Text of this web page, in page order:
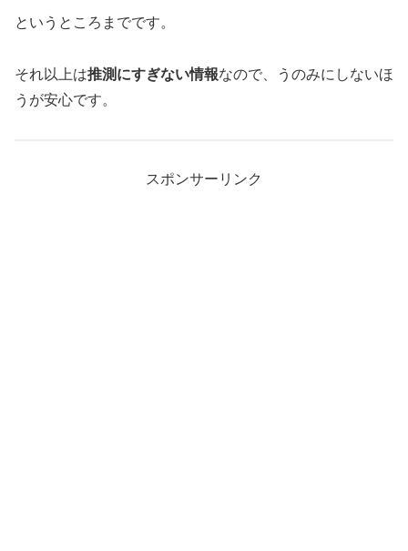
というところまでです。
それ以上は推測にすぎない情報なので、うのみにしないほ
うが安心です。
スポンサーリンク